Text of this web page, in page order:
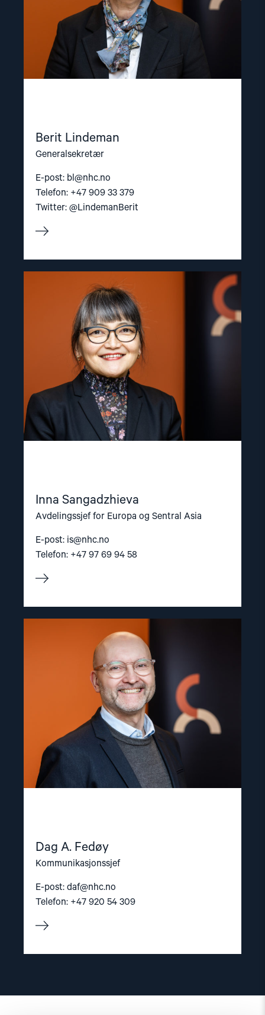
Berit Lindeman
Generalsekretær
E-post: bl@nhc.no
Telefon: +47 909 33 379
Twitter: @LindemanBerit
Inna Sangadzhieva
Avdelingssjef for Europa og Sentral Asia
E-post: is@nhc.no
Telefon: +47 97 69 94 58
"Inna
Sangadzhieva"
Dag A. Fedøy
Kommunikasjonssjef
E-post: daf@nhc.no
Telefon: +47 920 54 309
article
"Dag
Fedøy"